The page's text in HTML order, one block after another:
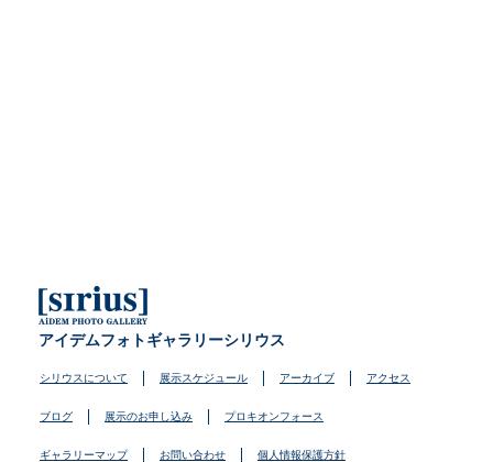
アイデムフォトギャラリーシリウス
シリウスについて 展示スケジュール アーカイブ アクセス
ブログ 展示のお申し込み プロキオンフォース
ギャラリーマップ お問い合わせ 個人情報保護方針